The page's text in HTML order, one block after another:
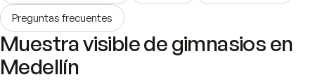
Preguntas frecuentes
Muestra visible de gimnasios en
Medellín